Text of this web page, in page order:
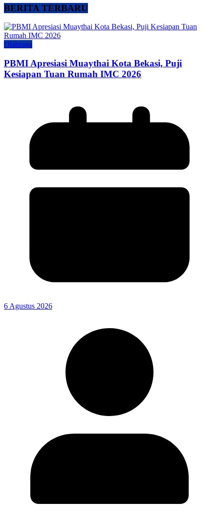
BERITA TERBARU
Olahraga
PBMI Apresiasi Muaythai Kota Bekasi, Puji
Kesiapan Tuan Rumah IMC 2026
6 Agustus 2026